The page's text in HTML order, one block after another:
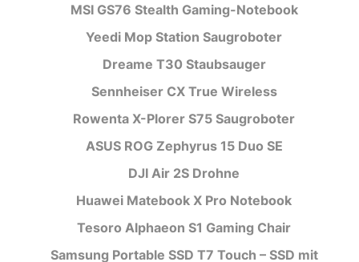
MSI GS76 Stealth Gaming-Notebook
Yeedi Mop Station Saugroboter
Dreame T30 Staubsauger
Sennheiser CX True Wireless
Rowenta X-Plorer S75 Saugroboter
ASUS ROG Zephyrus 15 Duo SE
DJI Air 2S Drohne
Huawei Matebook X Pro Notebook
Tesoro Alphaeon S1 Gaming Chair
Samsung Portable SSD T7 Touch – SSD mit